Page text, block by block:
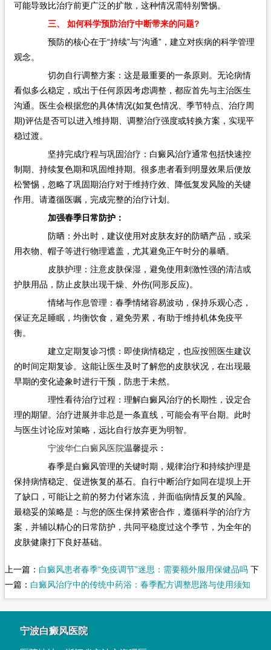
可能导致比治疗前更广泛的扩散，这种情况需特别警惕。
三、 如何科学预防治疗中断带来的问题?
预防的核心在于“持续”与“沟通”，建立对疾病的科学管理
观念。
切勿自行调整方案：这是最重要的一条原则。无论病情
看似多么稳定，或出于任何原因考虑调整，都应首先与主治医生
沟通。医生会根据您的具体情况(如复色情况、季节特点、治疗周
期)评估是否可以进入维持期、调整治疗强度或转换方案，实现平
稳过渡。
坚持完成疗程与巩固治疗：白癜风治疗通常包括快速控
制期、持续复色期和巩固维持期。很多患者看到明显效果后便放
松警惕，忽略了巩固期治疗对于维持疗效、降低复发风险的关键
作用。请遵循医嘱，完成完整的治疗计划。
加强春季日常防护：
防晒：外出时，建议使用对皮肤友好的防晒产品，或采
用衣物、帽子等进行物理遮盖，尤其避免正午时分的暴晒。
皮肤护理：注意皮肤保湿，避免使用刺激性强的清洁或
护肤用品，防止皮肤出现干燥、外伤(同形反应)。
情绪与作息管理：春季情绪容易波动，保持乐观心态，
保证充足睡眠，均衡饮食，避免劳累，有助于维持机体免疫平
衡。
建立定期复诊习惯：即使病情稳定，也应按照医生建议
的时间定期复诊。这能让医生及时了解您的皮肤状况，在出现最
早期的变化迹象时进行干预，防患于未然。
理性看待治疗过程：理解白癜风治疗的长期性，设定合
理的期望。治疗进展并非总是一条直线，可能会有平台期。此时
与医生讨论应对策略，远比自行放弃更为明智。
宁波华仁白癜风医院温馨提示：
春季是白癜风管理的关键时期，规律治疗和持续护理是
保持病情稳定、促进恢复的基石。自行中断治疗如同在堤坝上开
了缺口，可能让之前的努力付诸东流，并面临病情反复的风险。
最稳妥的策略是：与您的医生保持紧密合作，遵循科学的治疗方
案，并辅以精心的日常防护，共同平稳度过这个季节，为全年的
皮肤健康打下良好基础。
上一篇： 白癜风患者春季“免疫调节”迷思：需要额外服用保健品吗下
一篇： 白癜风治疗中的传统中药浴：春季配方调整思路与使用须知
宁波白癜风医院